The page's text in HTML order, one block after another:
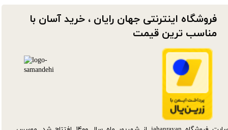
فروشگاه اینترنتی جهان رایان ، خرید آسان با
مناسب ترین قیمت​​​​​​​